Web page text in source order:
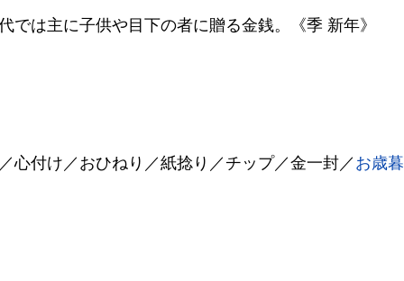
では主に子供や目下の者に贈る金銭。《季 新年》
心付け／おひねり／紙捻り／チップ／金一封／お歳暮